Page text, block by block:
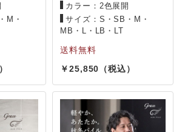
M・
カラー：2色展開
サイズ：S・SB・M・
MB・L・LB・LT
25,850